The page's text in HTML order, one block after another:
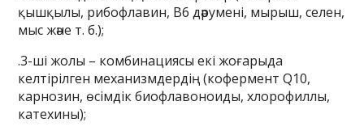
қышқылы, рибофлавин, В6 дәрумені, мырыш, селен,
мыс және т. б.);
.3-ші жолы – комбинациясы екі жоғарыда
келтірілген механизмдердің (кофермент Q10,
карнозин, өсімдік биофлавоноиды, хлорофиллы,
катехины);